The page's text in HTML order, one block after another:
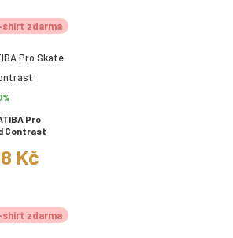
shirt zdarma
Pro
Contrast
Kč
shirt zdarma